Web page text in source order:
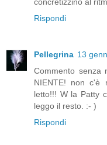
Rispondi
Pellegrina 13
Commento senza
NIENTE! non c'è
letto!!! W la Patty
leggo il resto. :- )
Rispondi